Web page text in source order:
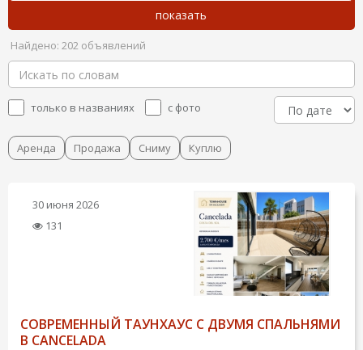
Найдено: 202 объявлений
только в названиях с фото
Аренда Продажа Сниму Куплю
30 июня 2026
131
СОВРЕМЕННЫЙ ТАУНХАУС С ДВУМЯ СПАЛЬНЯМИ
В CANCELADA